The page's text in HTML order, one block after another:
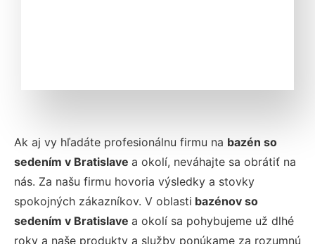
Ak aj vy hľadáte profesionálnu firmu na bazén so
sedením v Bratislave a okolí, neváhajte sa obrátiť na
nás. Za našu firmu hovoria výsledky a stovky
spokojných zákazníkov. V oblasti bazénov so
sedením v Bratislave a okolí sa pohybujeme už dlhé
roky a naše produkty a služby ponúkame za rozumnú